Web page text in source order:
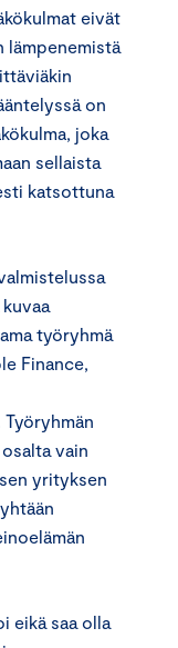
eivät
lämpenemistä
on
joka
sellaista
katsottuna
työryhmä
Finance,
vain
yrityksen
eikä saa olla